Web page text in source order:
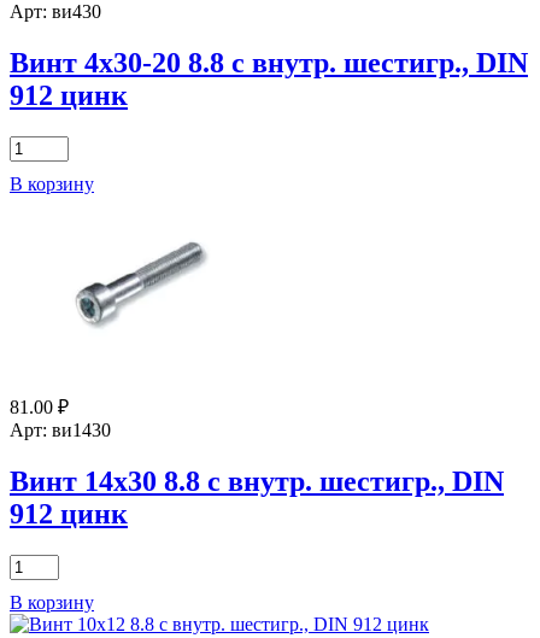
Арт: ви430
Винт 4х30-20 8.8 с внутр. шестигр., DIN
912 цинк
Количество
товара
Винт
шестигр.,
В корзину
81.00 ₽
Арт: ви1430
Винт 14х30 8.8 с внутр. шестигр., DIN
912 цинк
Количество
товара
Винт
14х30
В корзину